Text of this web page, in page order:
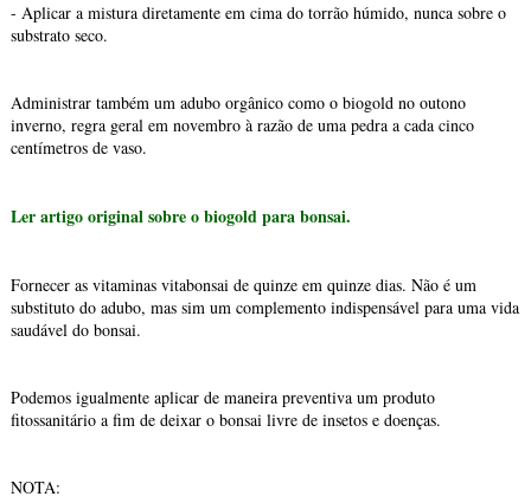
- Aplicar a mistura diretamente em cima do torrão húmido, nunca sobre o
substrato seco.
Administrar também um adubo orgânico como o biogold no outono
inverno, regra geral em novembro à razão de uma pedra a cada cinco
centímetros de vaso.
Ler artigo original sobre o biogold para bonsai.
Fornecer as vitaminas vitabonsai de quinze em quinze dias. Não é um
substituto do adubo, mas sim um complemento indispensável para uma vida
saudável do bonsai.
Podemos igualmente aplicar de maneira preventiva um produto
fitossanitário a fim de deixar o bonsai livre de insetos e doenças.
NOTA: